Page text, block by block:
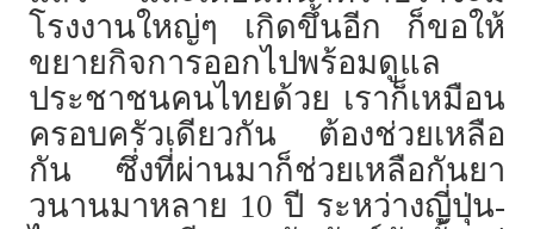
โรงงานใหญ่ๆ เกิดขึ้นอีก ก็ขอให้
ขยายกิจการออกไปพร้อมดูแล
ประชาชนคนไทยด้วย เราก็เหมือน
ครอบครัวเดียวกัน ต้องช่วยเหลือ
กัน ซึ่งที่ผ่านมาก็ช่วยเหลือกันยา
วนานมาหลาย 10 ปี ระหว่างญี่ปุ่น-